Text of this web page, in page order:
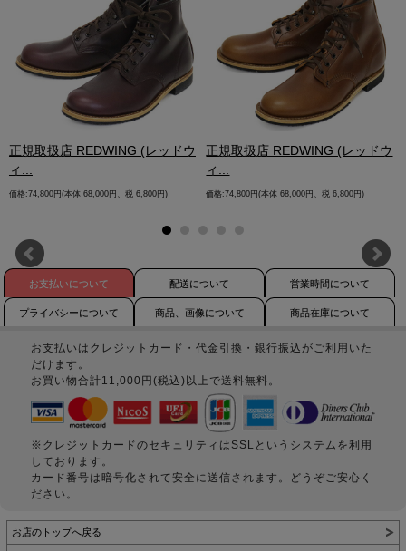
正規取扱店 REDWING (レッドウ
ィ...
価格:74,800円(本体 68,000円、税 6,800円)
正規取扱店 REDWING (レッドウ
ィ...
価格:74,800円(本体 68,000円、税 6,800円)
お支払いについて 配送について 営業時間について
プライバシーについて 商品、画像について 商品在庫について
お支払いはクレジットカード・代金引換・銀行振込がご利用いた
だけます。
お買い物合計11,000円(税込)以上で送料無料。
※クレジットカードのセキュリティはSSLというシステムを利用
しております。
カード番号は暗号化されて安全に送信されます。どうぞご安心く
ださい。
お店のトップへ戻る